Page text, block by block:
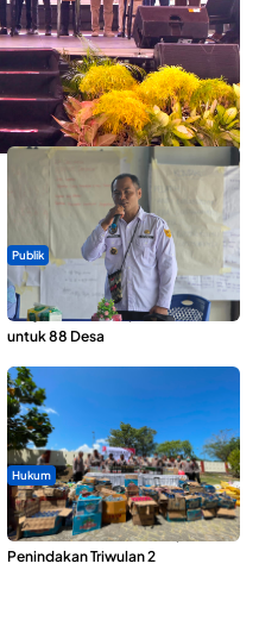
Sinergi Percepatan
Publik
ABDESI Morotai Apresiasi
Penyaluran ADD Rp3,13 Miliar
untuk 88 Desa
Hukum
Polda Maluku Utara Musnahkan
Ribuan Liter Miras Hasil Operasi
Penindakan Triwulan 2